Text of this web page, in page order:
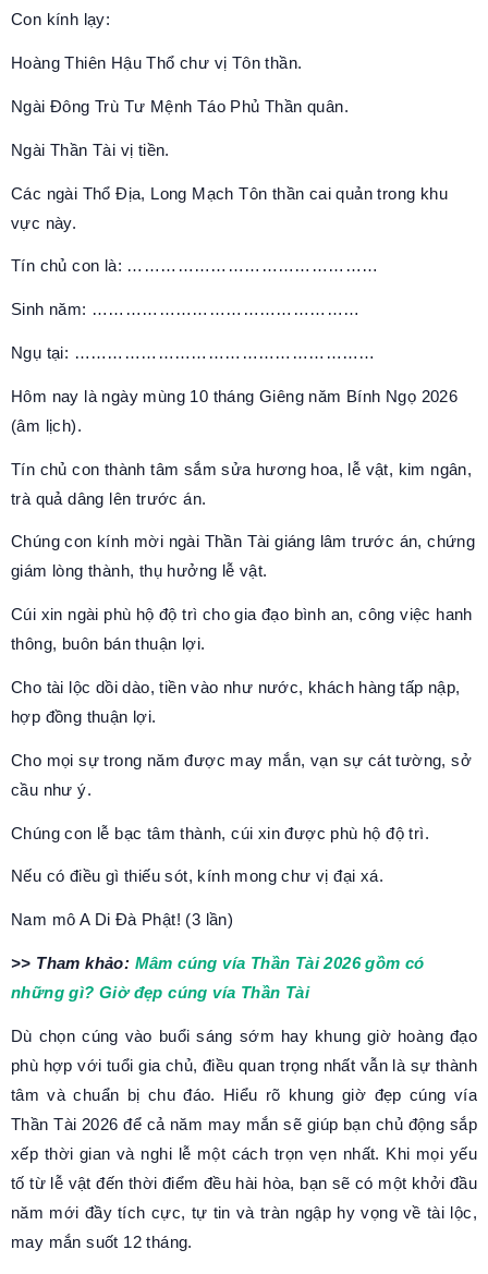
Con kính lạy:
Hoàng Thiên Hậu Thổ chư vị Tôn thần.
Ngài Đông Trù Tư Mệnh Táo Phủ Thần quân.
Ngài Thần Tài vị tiền.
Các ngài Thổ Địa, Long Mạch Tôn thần cai quản trong khu
vực này.
Tín chủ con là: ………………………………………
Sinh năm: …………………………………………
Ngụ tại: ………………………………………………
Hôm nay là ngày mùng 10 tháng Giêng năm Bính Ngọ 2026
(âm lịch).
Tín chủ con thành tâm sắm sửa hương hoa, lễ vật, kim ngân,
trà quả dâng lên trước án.
Chúng con kính mời ngài Thần Tài giáng lâm trước án, chứng
giám lòng thành, thụ hưởng lễ vật.
Cúi xin ngài phù hộ độ trì cho gia đạo bình an, công việc hanh
thông, buôn bán thuận lợi.
Cho tài lộc dồi dào, tiền vào như nước, khách hàng tấp nập,
hợp đồng thuận lợi.
Cho mọi sự trong năm được may mắn, vạn sự cát tường, sở
cầu như ý.
Chúng con lễ bạc tâm thành, cúi xin được phù hộ độ trì.
Nếu có điều gì thiếu sót, kính mong chư vị đại xá.
Nam mô A Di Đà Phật! (3 lần)
>> Tham khảo: Mâm cúng vía Thần Tài 2026 gồm có
những gì? Giờ đẹp cúng vía Thần Tài
Dù chọn cúng vào buổi sáng sớm hay khung giờ hoàng đạo
phù hợp với tuổi gia chủ, điều quan trọng nhất vẫn là sự thành
tâm và chuẩn bị chu đáo. Hiểu rõ khung giờ đẹp cúng vía
Thần Tài 2026 để cả năm may mắn sẽ giúp bạn chủ động sắp
xếp thời gian và nghi lễ một cách trọn vẹn nhất. Khi mọi yếu
tố từ lễ vật đến thời điểm đều hài hòa, bạn sẽ có một khởi đầu
năm mới đầy tích cực, tự tin và tràn ngập hy vọng về tài lộc,
may mắn suốt 12 tháng.